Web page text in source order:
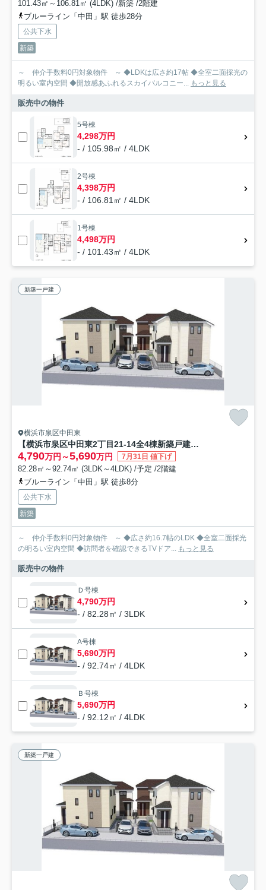
101.43㎡～106.81㎡ (4LDK) /新築 /2階建
ブルーライン「中田」駅 徒歩28分
公共下水
新築
～ 仲介手数料0円対象物件 ～ ◆LDKは広さ約17帖 ◆全室二面採光の
明るい室内空間 ◆開放感あふれるスカイバルコニー... もっと見る
販売中の物件
5号棟
4,298万円
- / 105.98㎡ / 4LDK
2号棟
4,398万円
- / 106.81㎡ / 4LDK
1号棟
4,498万円
- / 101.43㎡ / 4LDK
新築一戸建
横浜市泉区中田東
【横浜市泉区中田東2丁目21-14全4棟新築戸建て】★仲介手数料無料★（東中田小学校・中田中学校）
4,790万円～5,690万円 7月31日 値下げ
82.28㎡～92.74㎡ (3LDK～4LDK) /予定 /2階建
ブルーライン「中田」駅 徒歩8分
公共下水
新築
～ 仲介手数料0円対象物件 ～ ◆広さ約16.7帖のLDK ◆全室二面採光
の明るい室内空間 ◆訪問者を確認できるTVドア... もっと見る
販売中の物件
Ｄ号棟
4,790万円
- / 82.28㎡ / 3LDK
A号棟
5,690万円
- / 92.74㎡ / 4LDK
Ｂ号棟
5,690万円
- / 92.12㎡ / 4LDK
新築一戸建